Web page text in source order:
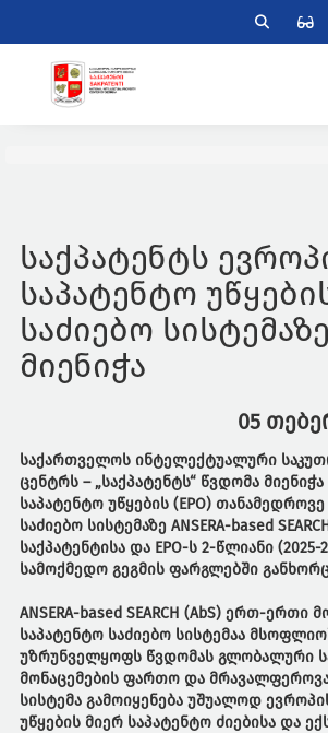
საქპატენტს
საპატენტო
საძიებო
მიენიჭა
05
საქართველოს ინტელექტუალური
ცენტრს – „საქპატენტს“ წვდომა
საპატენტო უწყების (EPO)
საძიებო სისტემაზე ANSERA-based
საქპატენტისა და EPO-ს 2-წლიანი
სამოქმედო გეგმის ფარგლებში
ANSERA-based SEARCH (AbS) ერთ-ერთი
საპატენტო საძიებო სისტემაა
უზრუნველყოფს წვდომას გლობალური
მონაცემების ფართო და
სისტემა გამოიყენება უშუალოდ
უწყების მიერ საპატენტო ძიებისა და